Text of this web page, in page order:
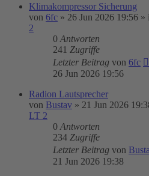
Klimakompressor Sicherung
von 6fc » 26 Jun 2026 19:56 »
2
0 Antworten
241 Zugriffe
Letzter Beitrag von 6fc
26 Jun 2026 19:56
Radion Lautsprecher
von Bustav » 21 Jun 2026
LT 2
0 Antworten
234 Zugriffe
Letzter Beitrag von
21 Jun 2026 19:38